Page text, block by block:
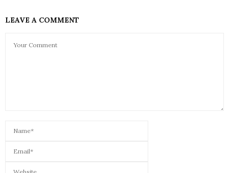
LEAVE A COMMENT